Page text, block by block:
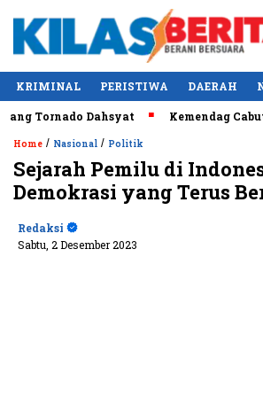
KRIMINAL PERISTIWA DAERAH
Tornado Dahsyat Kemendag Cabut
Home / Nasional / Politik
Sejarah Pemilu di
Demokrasi yang Terus
Redaksi
Sabtu, 2 Desember 2023